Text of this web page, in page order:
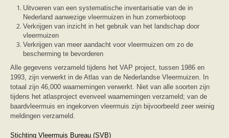
Uitvoeren van een systematische inventarisatie van de in
Nederland aanwezige vleermuizen in hun zomerbiotoop
Verkrijgen van inzicht in het gebruik van het landschap door
vleermuizen
Verkrijgen van meer aandacht voor vleermuizen om zo de
bescherming te bevorderen
Alle gegevens verzameld tijdens het VAP project, tussen 1986 en
1993, zijn verwerkt in de Atlas van de Nederlandse Vleermuizen. In
totaal zijn 46,000 waarnemingen verwerkt. Niet van alle soorten zijn
tijdens het atlasproject evenveel waarnemingen verzameld; van de
baardvleermuis en ingekorven vleermuis zijn bijvoorbeeld zeer weinig
meldingen verzameld.
Stichting Vleermuis Bureau (SVB)